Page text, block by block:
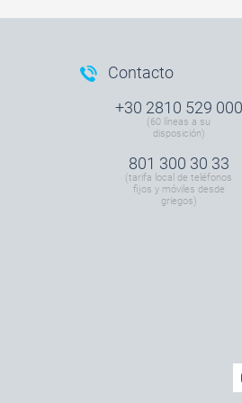
Contacto
+30 2810 529 000
(60 líneas a su
disposición)
801 300 30 33
(tarifa local de teléfonos
fijos y móviles desde
griegos)